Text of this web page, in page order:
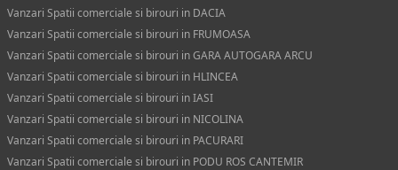
Vanzari Spatii comerciale si birouri in DACIA
Vanzari Spatii comerciale si birouri in FRUMOASA
Vanzari Spatii comerciale si birouri in GARA AUTOGARA ARCU
Vanzari Spatii comerciale si birouri in HLINCEA
Vanzari Spatii comerciale si birouri in IASI
Vanzari Spatii comerciale si birouri in NICOLINA
Vanzari Spatii comerciale si birouri in PACURARI
Vanzari Spatii comerciale si birouri in PODU ROS CANTEMIR